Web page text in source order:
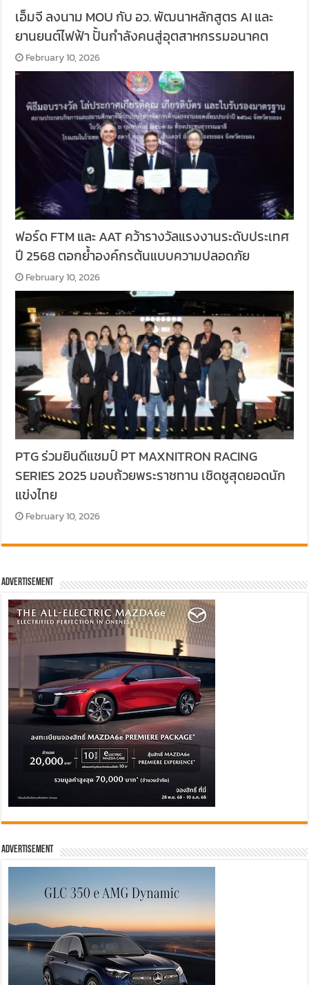
เอ็มจี ลงนาม MOU กับ อว. พัฒนาหลักสูตร AI และ
ยานยนต์ไฟฟ้า ปั้นกำลังคนสู่อุตสาหกรรมอนาคต
February 10, 2026
ฟอร์ด FTM และ AAT คว้ารางวัลแรงงานระดับประเทศ
ปี 2568 ตอกย้ำองค์กรต้นแบบความปลอดภัย
February 10, 2026
PTG ร่วมยินดีแชมป์ PT MAXNITRON RACING
SERIES 2025 มอบถ้วยพระราชทาน เชิดชูสุดยอดนัก
แข่งไทย
February 10, 2026
Advertisement
Advertisement